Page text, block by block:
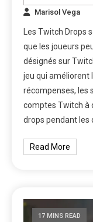
Marisol Vega
Les Twitch Drops
que les joueurs
désignés sur
jeu qui améliorent
récompenses, les
comptes Twitch à
drops pendant les
Read More
17 MINS READ